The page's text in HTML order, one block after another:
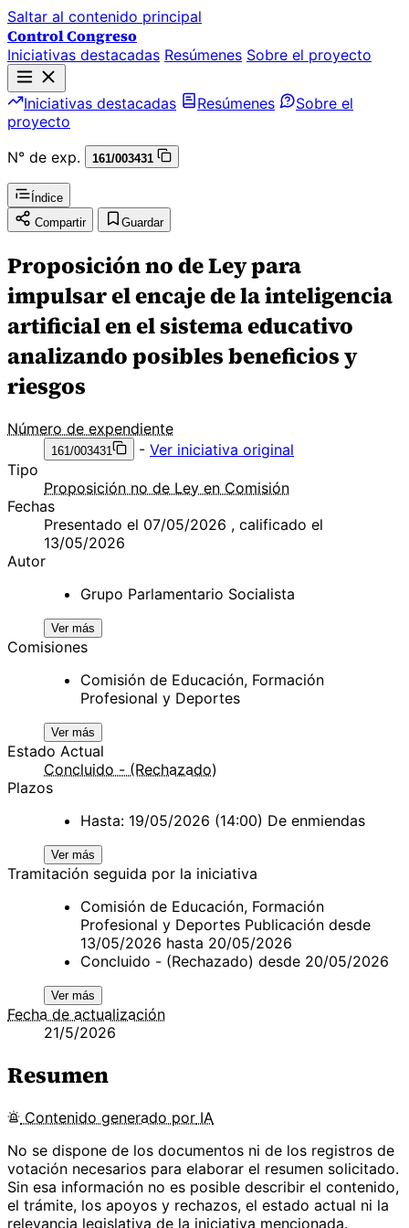
Saltar al contenido principal
Control Congreso
Iniciativas destacadas Resúmenes Sobre el proyecto
Iniciativas destacadas Resúmenes
Sobre el
proyecto
N° de exp.
161/003431
Índice
Compartir
Guardar
Proposición no de Ley para
impulsar el encaje de la inteligencia
artificial en el sistema educativo
analizando posibles beneficios y
riesgos
Número de expendiente
161/003431 - Ver iniciativa original
Tipo
Proposición no de Ley en Comisión
Fechas
Presentado el 07/05/2026 , calificado el
13/05/2026
Autor
Grupo Parlamentario Socialista
Ver más
Comisiones
Comisión de Educación, Formación
Profesional y Deportes
Ver más
Estado Actual
Concluido - (Rechazado)
Plazos
Hasta: 19/05/2026 (14:00) De enmiendas
Ver más
Tramitación seguida por la iniciativa
Comisión de Educación, Formación
Profesional y Deportes Publicación desde
13/05/2026 hasta 20/05/2026
Concluido - (Rechazado) desde 20/05/2026
Ver más
Fecha de actualización
21/5/2026
Resumen
Contenido generado por IA
No se dispone de los documentos ni de los registros de
votación necesarios para elaborar el resumen solicitado.
Sin esa información no es posible describir el contenido,
el trámite, los apoyos y rechazos, el estado actual ni la
relevancia legislativa de la iniciativa mencionada.